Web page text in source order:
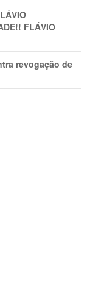
FLÁVIO
revogação de